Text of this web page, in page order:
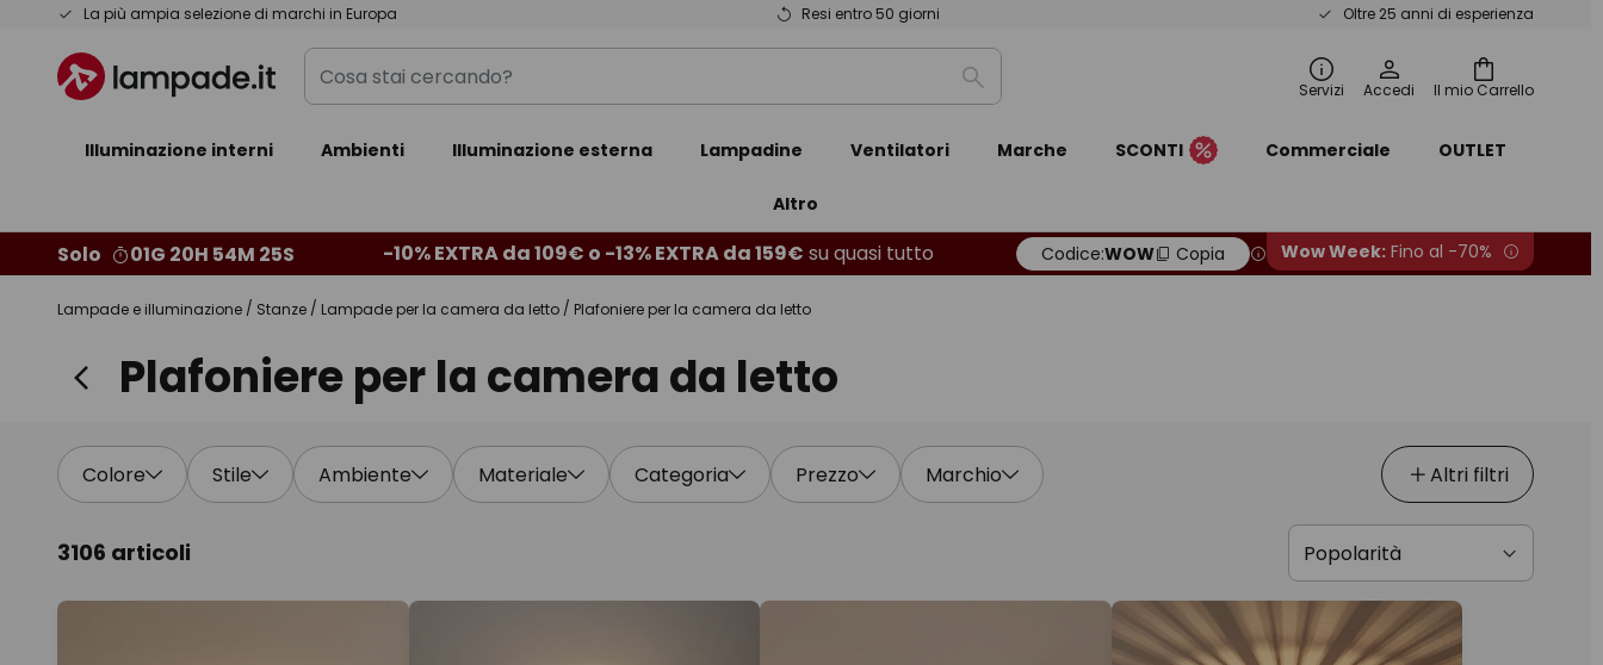
La più ampia selezione di marchi in Europa Resi entro 50 giorni Oltre 25 anni di esperienza
Salta
contenuto
Il mio Carrello
Cosa
stai
Ricerca Servizi Accedi
Illuminazione interni Ambienti Illuminazione esterna Lampadine Ventilatori Marche SCONTI Commerciale OUTLET
Altro
Solo 01G 20H 54M 24S -10% EXTRA da 109€ o -13% EXTRA da 159€ su quasi tutto Codice:WOW Copia Wow Week: Fino al -70%
Lampade e illuminazione Stanze Lampade per la camera da letto Plafoniere per la camera da letto
Plafoniere per la camera da letto
Colore Stile Ambiente Materiale Categoria Prezzo Marchio Altri filtri
3106 articoli